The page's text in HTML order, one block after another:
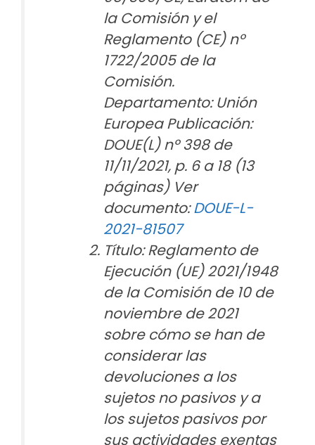
la Comisión y el
Reglamento (CE) nº
1722/2005 de la
Comisión.
Departamento: Unión
Europea Publicación:
DOUE(L) nº 398 de
11/11/2021, p. 6 a 18 (13
páginas) Ver
documento:DOUE-L-
2021-81507
Título: Reglamento de
Ejecución (UE) 2021/1948
de la Comisión de 10 de
noviembre de 2021
sobre cómo se han de
considerar las
devoluciones a los
sujetos no pasivos y a
los sujetos pasivos por
sus actividades exentas